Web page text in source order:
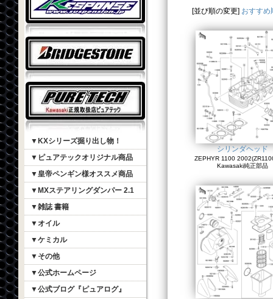
▼KXシリーズ掘り出し物！
▼ピュアテックオリジナル商品
▼皇帝ペンギン様オススメ商品
▼MXステアリングダンパー 2.1
▼雑誌 書籍
▼オイル
▼ケミカル
▼その他
▼公式ホームページ
▼公式ブログ『ピュアログ』
[並び順の変更] おすすめ
シリンダヘッド
ZEPHYR 1100
Kawasaki純正部品